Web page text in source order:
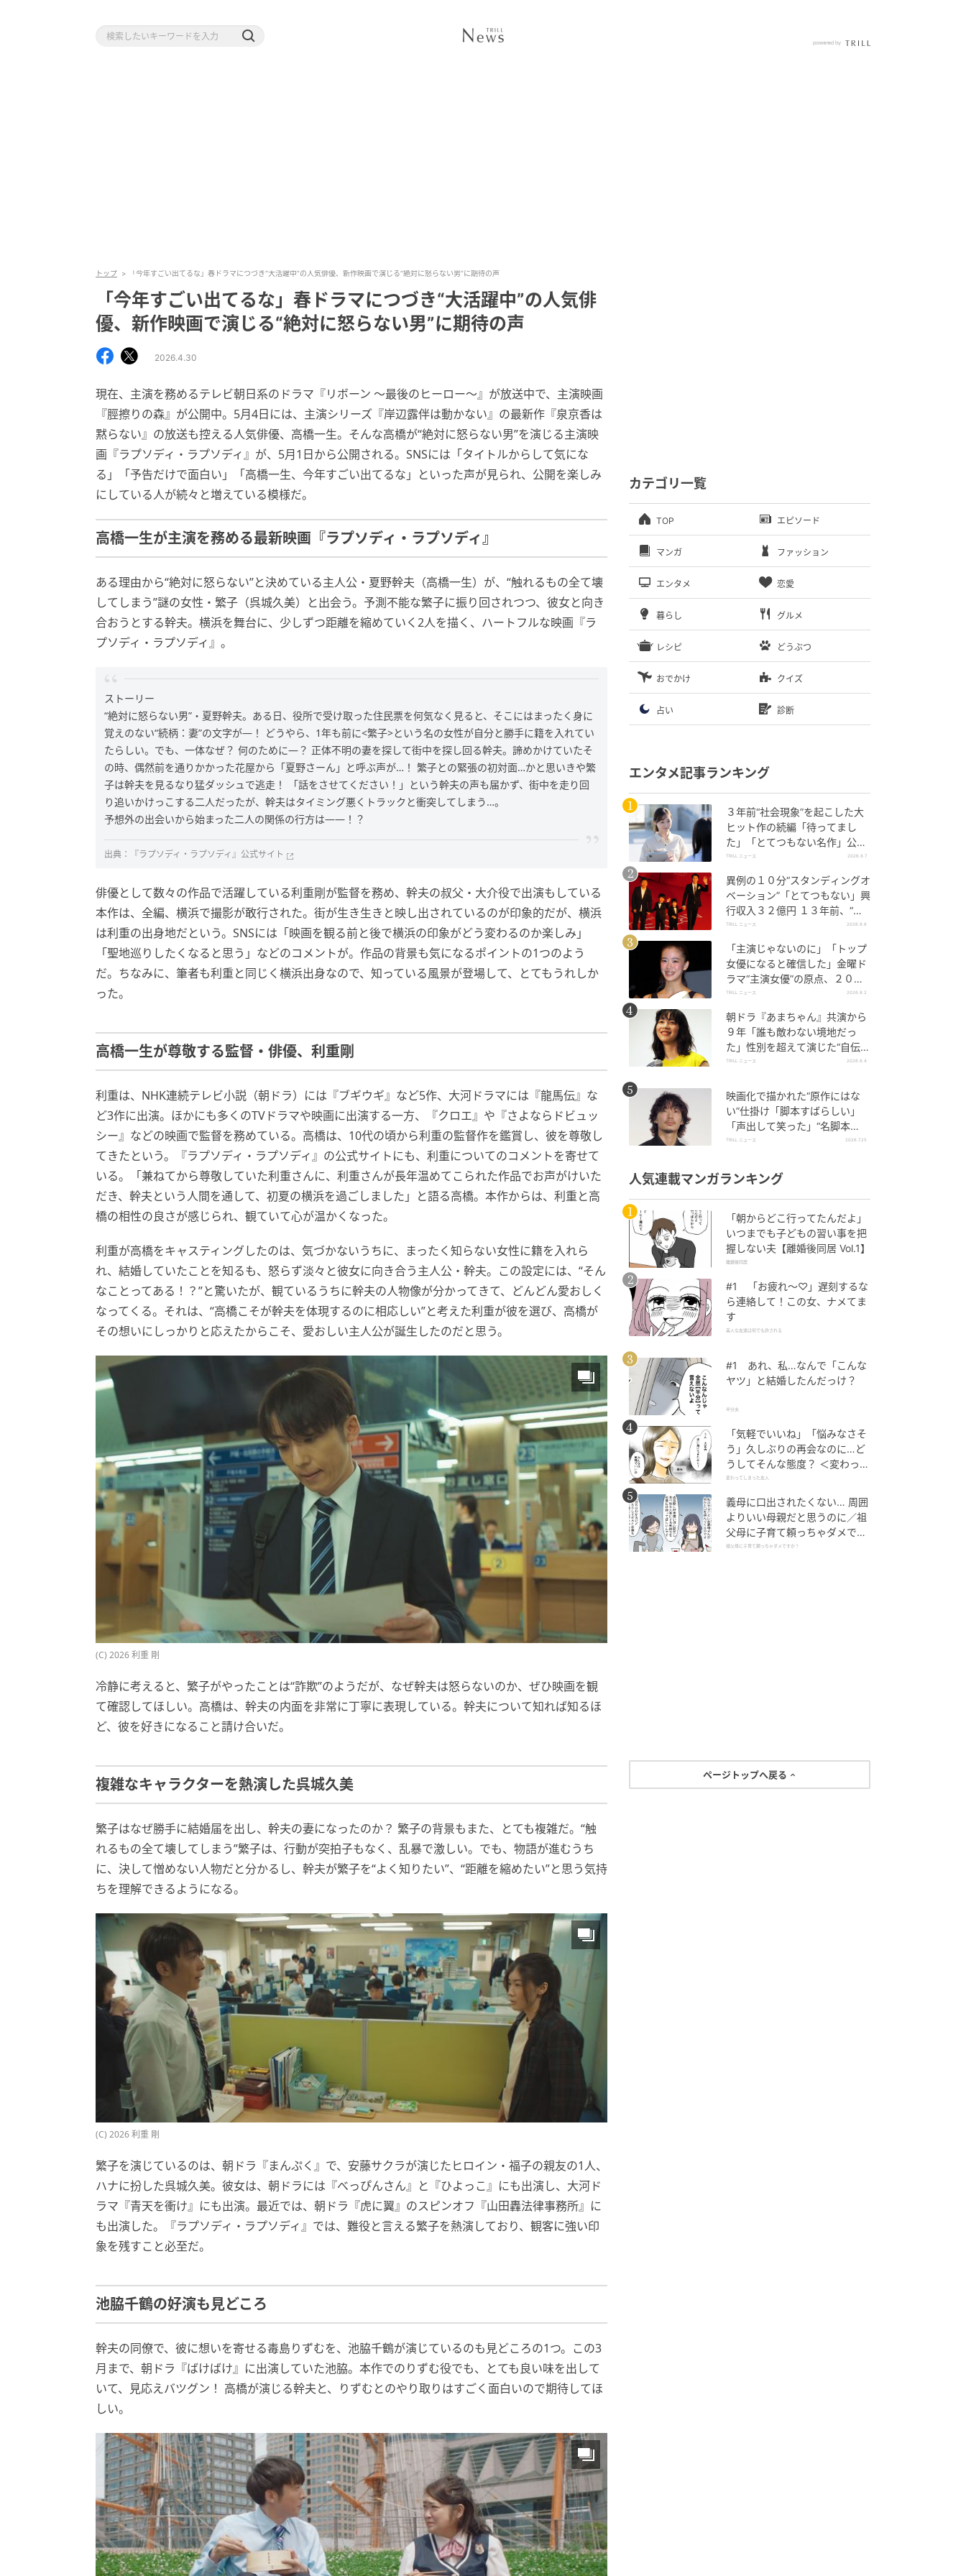
トップ 「今年すごい出てるな」春ドラマにつづき“大活躍中”の人気俳優、新作映画で演じる“絶対に怒らない男”に期待の声
「今年すごい出てるな」春ドラマにつづき“大活躍中”の人気俳
優、新作映画で演じる“絶対に怒らない男”に期待の声
2026.4.30
現在、主演を務めるテレビ朝日系のドラマ『リボーン ～最後のヒーロー～』が放送中で、主演映画
『脛擦りの森』が公開中。5月4日には、主演シリーズ『岸辺露伴は動かない』の最新作『泉京香は
黙らない』の放送も控える人気俳優、高橋一生。そんな高橋が“絶対に怒らない男”を演じる主演映
画『ラプソディ・ラプソディ』が、5月1日から公開される。SNSには「タイトルからして気にな
る」「予告だけで面白い」「高橋一生、今年すごい出てるな」といった声が見られ、公開を楽しみ
にしている人が続々と増えている模様だ。
高橋一生が主演を務める最新映画『ラプソディ・ラプソディ』
ある理由から“絶対に怒らない”と決めている主人公・夏野幹夫（高橋一生）が、“触れるもの全て壊
してしまう”謎の女性・繁子（呉城久美）と出会う。予測不能な繁子に振り回されつつ、彼女と向き
合おうとする幹夫。横浜を舞台に、少しずつ距離を縮めていく2人を描く、ハートフルな映画『ラ
プソディ・ラプソディ』。
ストーリー
“絶対に怒らない男”・夏野幹夫。ある日、役所で受け取った住民票を何気なく見ると、そこにはまったく身に
覚えのない“続柄：妻”の文字が―！ どうやら、1年も前に<繁子>という名の女性が自分と勝手に籍を入れてい
たらしい。でも、一体なぜ？ 何のために―？ 正体不明の妻を探して街中を探し回る幹夫。諦めかけていたそ
の時、偶然前を通りかかった花屋から「夏野さーん」と呼ぶ声が…！ 繁子との緊張の初対面…かと思いきや繁
子は幹夫を見るなり猛ダッシュで逃走！ 「話をさせてください！」という幹夫の声も届かず、街中を走り回
り追いかけっこする二人だったが、幹夫はタイミング悪くトラックと衝突してしまう…。
予想外の出会いから始まった二人の関係の行方は――！？
出典： 『ラプソディ・ラプソディ』公式サイト
俳優として数々の作品で活躍している利重剛が監督を務め、幹夫の叔父・大介役で出演もしている
本作は、全編、横浜で撮影が敢行された。街が生き生きと映し出されているのが印象的だが、横浜
は利重の出身地だという。SNSには「映画を観る前と後で横浜の印象がどう変わるのか楽しみ」
「聖地巡りしたくなると思う」などのコメントが。作品の背景も気になるポイントの1つのよう
だ。ちなみに、筆者も利重と同じく横浜出身なので、知っている風景が登場して、とてもうれしか
った。
高橋一生が尊敬する監督・俳優、利重剛
利重は、NHK連続テレビ小説（朝ドラ）には『ブギウギ』など5作、大河ドラマには『龍馬伝』な
ど3作に出演。ほかにも多くのTVドラマや映画に出演する一方、『クロエ』や『さよならドビュッ
シー』などの映画で監督を務めている。高橋は、10代の頃から利重の監督作を鑑賞し、彼を尊敬し
てきたという。『ラプソディ・ラプソディ』の公式サイトにも、利重についてのコメントを寄せて
いる。「兼ねてから尊敬していた利重さんに、利重さんが長年温めてこられた作品でお声がけいた
だき、幹夫という人間を通して、初夏の横浜を過ごしました」と語る高橋。本作からは、利重と高
橋の相性の良さが感じられ、観ていて心が温かくなった。
利重が高橋をキャスティングしたのは、気づかないうちに、まったく知らない女性に籍を入れら
れ、結婚していたことを知るも、怒らず淡々と彼女に向き合う主人公・幹夫。この設定には、“そん
なことってある！？”と驚いたが、観ているうちに幹夫の人物像が分かってきて、どんどん愛おしく
なってくる。それは、“高橋こそが幹夫を体現するのに相応しい”と考えた利重が彼を選び、高橋が
その想いにしっかりと応えたからこそ、愛おしい主人公が誕生したのだと思う。
(C) 2026 利重 剛
冷静に考えると、繁子がやったことは“詐欺”のようだが、なぜ幹夫は怒らないのか、ぜひ映画を観
て確認してほしい。高橋は、幹夫の内面を非常に丁寧に表現している。幹夫について知れば知るほ
ど、彼を好きになること請け合いだ。
複雑なキャラクターを熱演した呉城久美
繁子はなぜ勝手に結婚届を出し、幹夫の妻になったのか？ 繁子の背景もまた、とても複雑だ。“触
れるもの全て壊してしまう”繁子は、行動が突拍子もなく、乱暴で激しい。でも、物語が進むうち
に、決して憎めない人物だと分かるし、幹夫が繁子を“よく知りたい”、“距離を縮めたい”と思う気持
ちを理解できるようになる。
(C) 2026 利重 剛
繁子を演じているのは、朝ドラ『まんぷく』で、安藤サクラが演じたヒロイン・福子の親友の1人、
ハナに扮した呉城久美。彼女は、朝ドラには『べっぴんさん』と『ひよっこ』にも出演し、大河ド
ラマ『青天を衝け』にも出演。最近では、朝ドラ『虎に翼』のスピンオフ『山田轟法律事務所』に
も出演した。『ラプソディ・ラプソディ』では、難役と言える繁子を熱演しており、観客に強い印
象を残すこと必至だ。
池脇千鶴の好演も見どころ
幹夫の同僚で、彼に想いを寄せる毒島りずむを、池脇千鶴が演じているのも見どころの1つ。この3
月まで、朝ドラ『ばけばけ』に出演していた池脇。本作でのりずむ役でも、とても良い味を出して
いて、見応えバツグン！ 高橋が演じる幹夫と、りずむとのやり取りはすごく面白いので期待してほ
しい。
カテゴリ一覧
TOP エピソード
マンガ ファッション
エンタメ 恋愛
暮らし グルメ
レシピ どうぶつ
おでかけ クイズ
占い 診断
エンタメ記事ランキング
３年前“社会現象”を起こした大
ヒット作の続編「待ってまし
た」「とてつもない名作」公開
直前“高まる”期待【夏・映画】
TRILL ニュース 2026.8.7
異例の１０分“スタンディングオ
ベーション”「とてつもない」興
行収入３２億円 １３年前、“世
界に衝撃”を与えた名作映画
TRILL ニュース 2026.8.6
「主演じゃないのに」「トップ
女優になると確信した」金曜ド
ラマ“主演女優”の原点、２０年
前アカデミー賞“５冠”達成の名
TRILL ニュース 2026.8.2
朝ドラ『あまちゃん』共演から
９年「誰も敵わない境地だっ
た」性別を超えて演じた“自伝エ
ッセイ”原作映画の主人公
TRILL ニュース 2026.8.4
映画化で描かれた“原作にはな
い”仕掛け「脚本すばらしい」
「声出して笑った」“名脚本
家”のオリジナル要素に賛辞の声
TRILL ニュース 2026.7.25
人気連載マンガランキング
「朝からどこ行ってたんだよ」
いつまでも子どもの習い事を把
握しない夫【離婚後同居 Vol.1】
離婚後同居
#1 「お疲れ〜♡」遅刻するな
ら連絡して！この女、ナメてま
す
美人な友達は何でも許される
#1 あれ、私…なんで「こんな
ヤツ」と結婚したんだっけ？
半分夫
「気軽でいいね」「悩みなさそ
う」久しぶりの再会なのに…ど
うしてそんな態度？ ＜変わって
しまった友人 1話＞【ため息が
変わってしまった友人
義母に口出されたくない… 周囲
よりいい母親だと思うのに／祖
父母に子育て頼っちゃダメです
か？（1）【私のママ友付き合
祖父母に子育て頼っちゃダメですか？
ページトップへ戻る